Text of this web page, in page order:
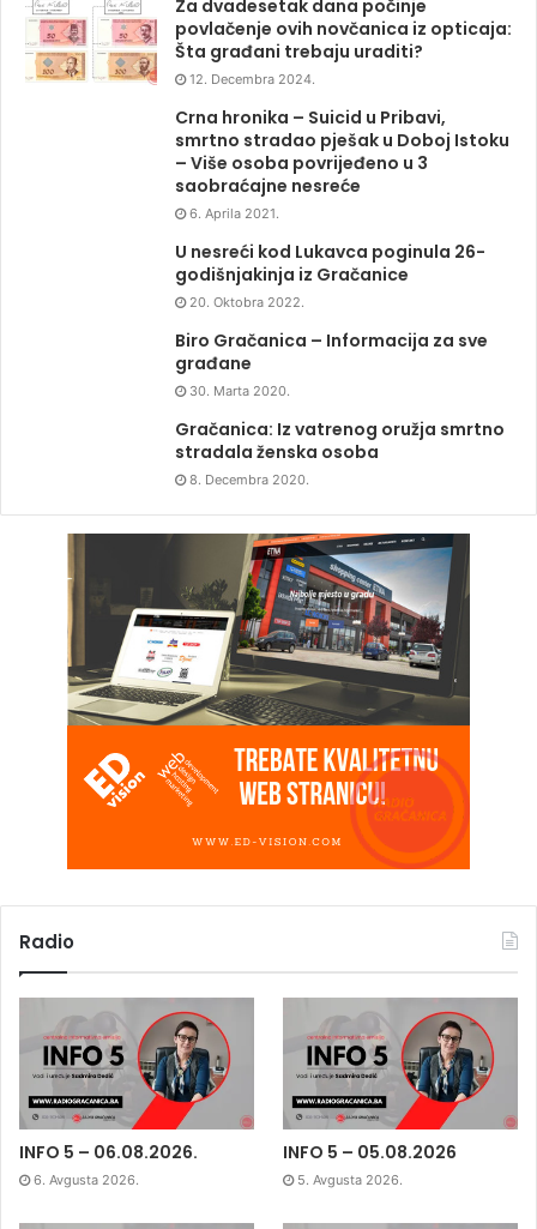
Za dvadesetak dana počinje
povlačenje ovih novčanica iz opticaja:
Šta građani trebaju uraditi?
12. Decembra 2024.
Crna hronika – Suicid u Pribavi,
smrtno stradao pješak u Doboj Istoku
– Više osoba povrijeđeno u 3
saobraćajne nesreće
6. Aprila 2021.
U nesreći kod Lukavca poginula 26-
godišnjakinja iz Gračanice
20. Oktobra 2022.
Biro Gračanica – Informacija za sve
građane
30. Marta 2020.
Gračanica: Iz vatrenog oružja smrtno
stradala ženska osoba
8. Decembra 2020.
Radio
INFO 5 – 06.08.2026.
6. Avgusta 2026.
INFO 5 – 05.08.2026
5. Avgusta 2026.